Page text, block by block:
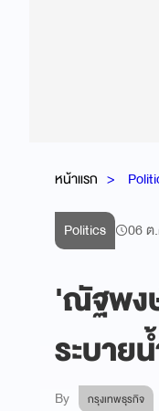
หน้าแรก
Politics 06 ต
'ณัฐพง
ระบาย
By กรุงเทพธุรกิจ